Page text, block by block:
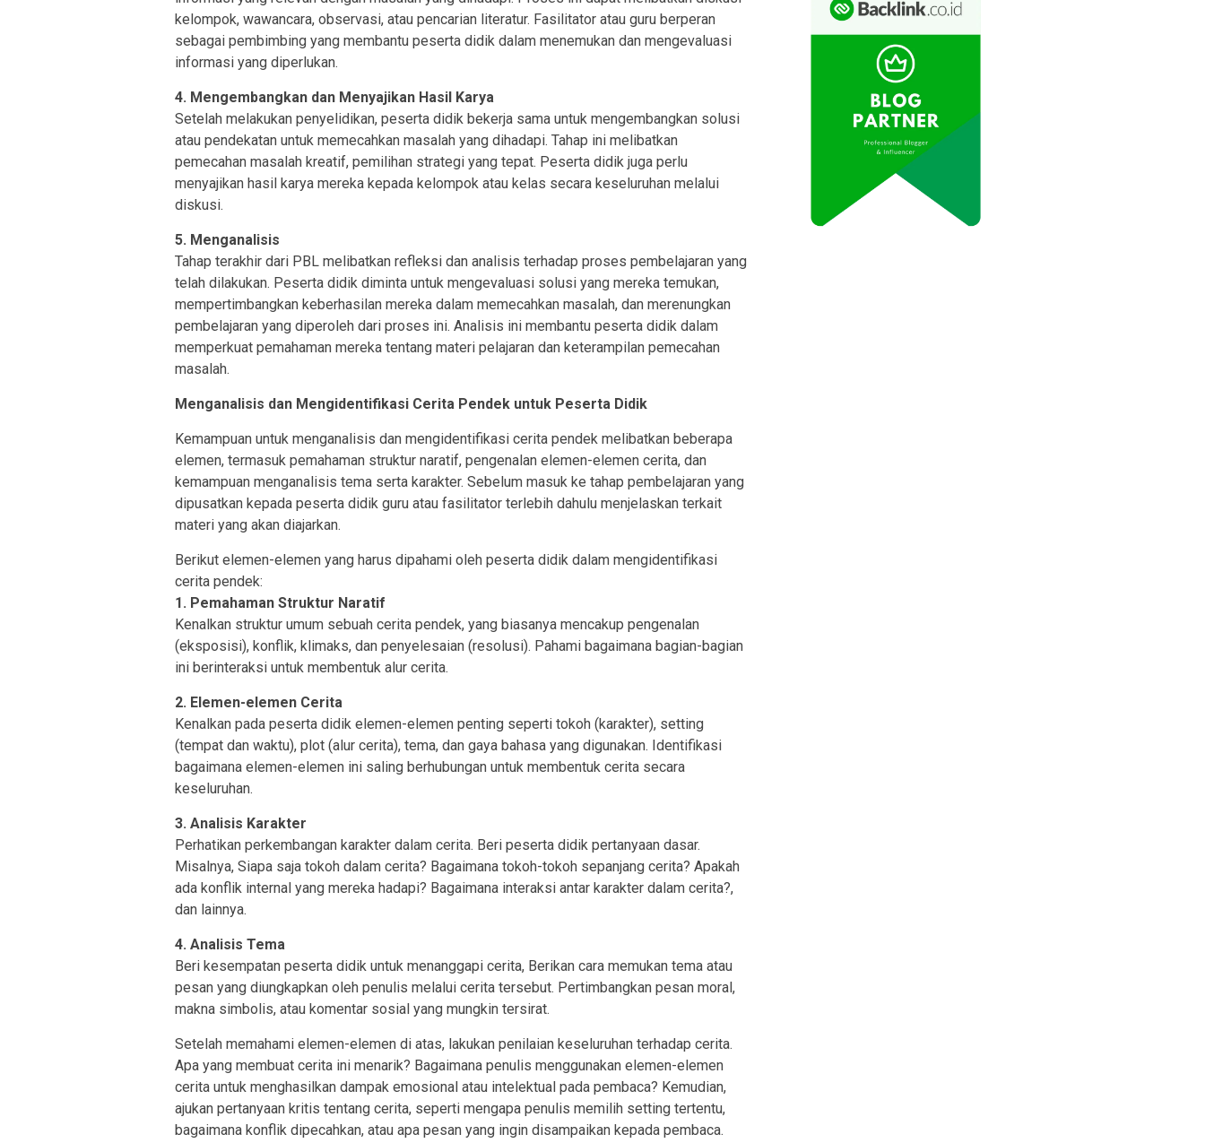
kelompok, wawancara, observasi, atau pencarian literatur. Fasilitator atau guru berperan
sebagai pembimbing yang membantu peserta didik dalam menemukan dan mengevaluasi
informasi yang diperlukan.
4. Mengembangkan dan Menyajikan Hasil Karya
Setelah melakukan penyelidikan, peserta didik bekerja sama untuk mengembangkan solusi
atau pendekatan untuk memecahkan masalah yang dihadapi. Tahap ini melibatkan
pemecahan masalah kreatif, pemilihan strategi yang tepat. Peserta didik juga perlu
menyajikan hasil karya mereka kepada kelompok atau kelas secara keseluruhan melalui
diskusi.
5. Menganalisis
Tahap terakhir dari PBL melibatkan refleksi dan analisis terhadap proses pembelajaran yang
telah dilakukan. Peserta didik diminta untuk mengevaluasi solusi yang mereka temukan,
mempertimbangkan keberhasilan mereka dalam memecahkan masalah, dan merenungkan
pembelajaran yang diperoleh dari proses ini. Analisis ini membantu peserta didik dalam
memperkuat pemahaman mereka tentang materi pelajaran dan keterampilan pemecahan
masalah.
Menganalisis dan Mengidentifikasi Cerita Pendek untuk Peserta Didik
Kemampuan untuk menganalisis dan mengidentifikasi cerita pendek melibatkan beberapa
elemen, termasuk pemahaman struktur naratif, pengenalan elemen-elemen cerita, dan
kemampuan menganalisis tema serta karakter. Sebelum masuk ke tahap pembelajaran yang
dipusatkan kepada peserta didik guru atau fasilitator terlebih dahulu menjelaskan terkait
materi yang akan diajarkan.
Berikut elemen-elemen yang harus dipahami oleh peserta didik dalam mengidentifikasi
cerita pendek:
1. Pemahaman Struktur Naratif
Kenalkan struktur umum sebuah cerita pendek, yang biasanya mencakup pengenalan
(eksposisi), konflik, klimaks, dan penyelesaian (resolusi). Pahami bagaimana bagian-bagian
ini berinteraksi untuk membentuk alur cerita.
2. Elemen-elemen Cerita
Kenalkan pada peserta didik elemen-elemen penting seperti tokoh (karakter), setting
(tempat dan waktu), plot (alur cerita), tema, dan gaya bahasa yang digunakan. Identifikasi
bagaimana elemen-elemen ini saling berhubungan untuk membentuk cerita secara
keseluruhan.
3. Analisis Karakter
Perhatikan perkembangan karakter dalam cerita. Beri peserta didik pertanyaan dasar.
Misalnya, Siapa saja tokoh dalam cerita? Bagaimana tokoh-tokoh sepanjang cerita? Apakah
ada konflik internal yang mereka hadapi? Bagaimana interaksi antar karakter dalam cerita?,
dan lainnya.
4. Analisis Tema
Beri kesempatan peserta didik untuk menanggapi cerita, Berikan cara memukan tema atau
pesan yang diungkapkan oleh penulis melalui cerita tersebut. Pertimbangkan pesan moral,
makna simbolis, atau komentar sosial yang mungkin tersirat.
Setelah memahami elemen-elemen di atas, lakukan penilaian keseluruhan terhadap cerita.
Apa yang membuat cerita ini menarik? Bagaimana penulis menggunakan elemen-elemen
cerita untuk menghasilkan dampak emosional atau intelektual pada pembaca? Kemudian,
ajukan pertanyaan kritis tentang cerita, seperti mengapa penulis memilih setting tertentu,
bagaimana konflik dipecahkan, atau apa pesan yang ingin disampaikan kepada pembaca.